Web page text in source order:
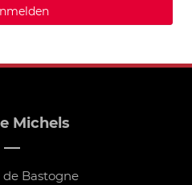
Michels
de Bastogne